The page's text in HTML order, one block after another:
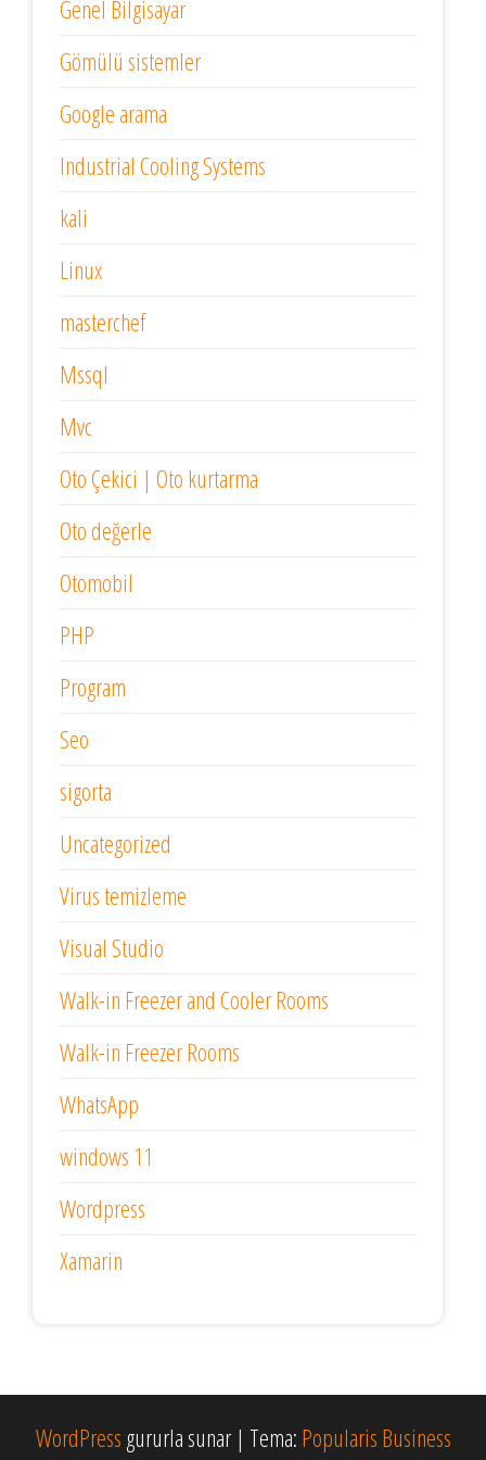
Genel Bilgisayar
Gömülü sistemler
Google arama
Industrial Cooling Systems
kali
Linux
masterchef
Mssql
Mvc
Oto Çekici | Oto kurtarma
Oto değerle
Otomobil
PHP
Program
Seo
sigorta
Uncategorized
Virus temizleme
Visual Studio
Walk-in Freezer and Cooler Rooms
Walk-in Freezer Rooms
WhatsApp
windows 11
Wordpress
Xamarin
WordPress gururla sunar | Tema: Popularis Business